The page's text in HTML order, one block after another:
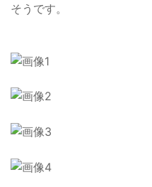
そうです。